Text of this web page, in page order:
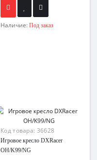
Наличие: Под заказ
Код товара: 36628
Игровое кресло DXRacer
OH/K99/NG